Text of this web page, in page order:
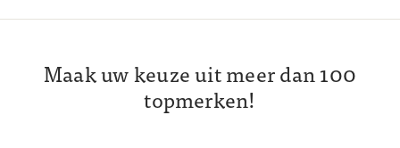
Maak uw keuze uit meer dan 100
topmerken!